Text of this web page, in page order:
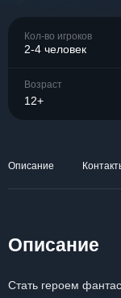
Кол-во игроков
2-4 человек
Возраст
12+
Описание
Описание
Стать героем